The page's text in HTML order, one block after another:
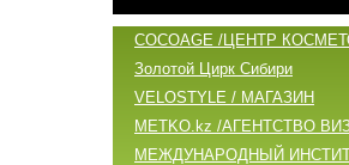
COCOAGE /ЦЕНТР
Золотой Цирк Сибири
VELOSTYLE / МАГАЗИН
METKO.kz /АГЕНТСТВО
МЕЖДУНАРОДНЫЙ